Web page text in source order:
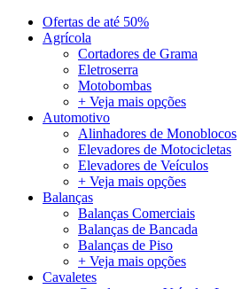
Ofertas de até 50%
Agrícola
Cortadores de Grama
Eletroserra
Motobombas
+ Veja mais opções
Automotivo
Alinhadores de Monoblocos
Elevadores de Motocicletas
Elevadores de Veículos
+ Veja mais opções
Balanças
Balanças Comerciais
Balanças de Bancada
Balanças de Piso
+ Veja mais opções
Cavaletes